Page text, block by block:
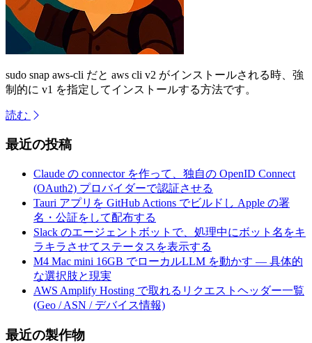
sudo snap aws-cli だと aws cli v2 がインストールされる時、強
制的に v1 を指定してインストールする方法です。
読む
最近の投稿
Claude の connector を作って、独自の OpenID Connect
(OAuth2) プロバイダーで認証させる
Tauri アプリを GitHub Actions でビルドし Apple の署
名・公証をして配布する
Slack のエージェントボットで、処理中にボット名をキ
ラキラさせてステータスを表示する
M4 Mac mini 16GB でローカルLLM を動かす — 具体的
な選択肢と現実
AWS Amplify Hosting で取れるリクエストヘッダー一覧
(Geo / ASN / デバイス情報)
最近の製作物